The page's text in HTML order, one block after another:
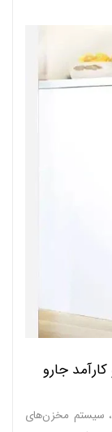
جارو
یکی از نقاط قوت جارو شارژی بیسل کراس ویو X7 ، سیستم مخزن‌های